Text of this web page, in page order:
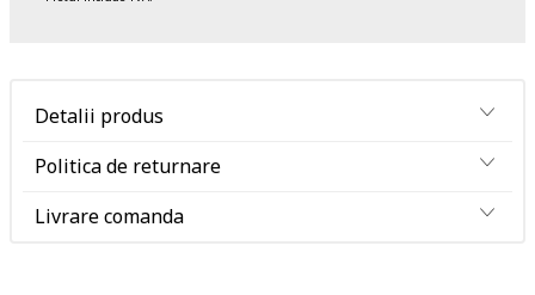
Detalii produs
Politica de returnare
Livrare comanda